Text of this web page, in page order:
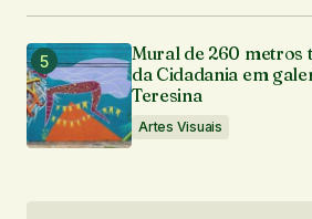
Mural de 260 metros
da Cidadania em
Teresina
Artes Visuais